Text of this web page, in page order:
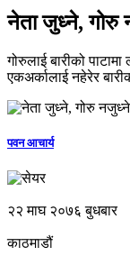
नेता जुध्ने, गोरु
गोरुलाई बारीको
एकअर्कालाई नहेरेर
पवन आचार्य
२२ माघ २०७६ बुधबार
काठमाडौं